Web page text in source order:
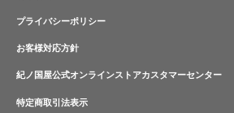
プライバシーポリシー
お客様対応方針
紀ノ国屋公式オンラインストアカスタマーセンター
特定商取引法表示